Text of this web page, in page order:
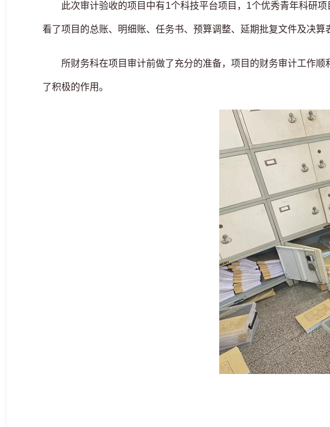
此次审计验收的项目中有1个科技平台项目，1个优秀青年科研项
看了项目的总账、明细账、任务书、预算调整、延期批复文件及决
所财务科在项目审计前做了充分的准备，项目的财务审计工作顺
了积极的作用。